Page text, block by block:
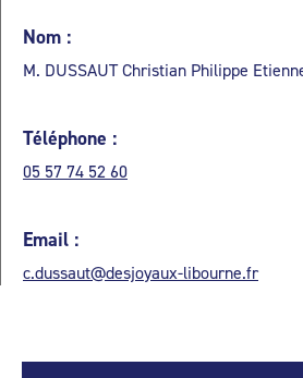
Nom :
M. DUSSAUT Christian Philippe
Téléphone :
05 57 74 52 60
Email :
c.dussaut@desjoyaux-libourne.fr